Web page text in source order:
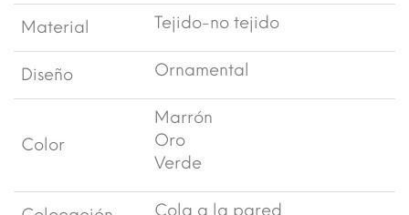
Material Tejido-no tejido
Diseño Ornamental
Color
Marrón
Oro
Verde
Cola a la pared